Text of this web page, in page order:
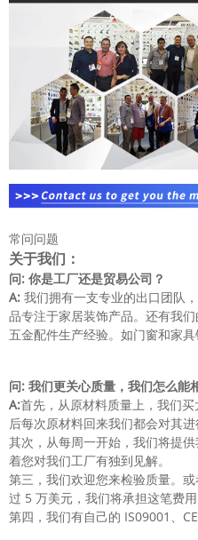
常问问题
关于我们：
问: 你是工厂还是贸易公司？
A: 我们拥有一支专业的出口团队
品专注于家居装饰产品。还有我
五金配件生产经验。如门窗和家具
问: 我们更关心质量，我们怎么能
A:首先，从原材料质量上，我们
后每次原材料回来我们都会对其进
其次，从每周一开始，我们将提
着您对我们工厂有独到见解。
第三，我们欢迎您来检验质量。
过 5 万美元，我们将承担这笔费用
第四，我们有自己的 IS09001、